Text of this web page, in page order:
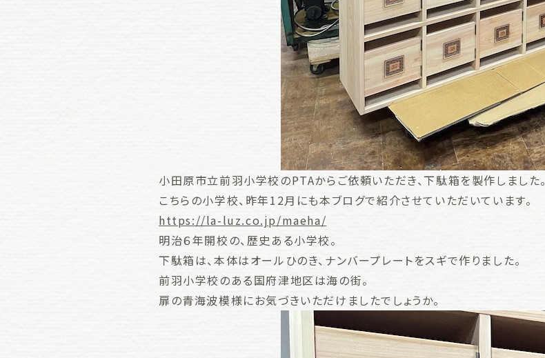
小田原市立前羽小学校のPTAからご依頼いただき、下駄箱を製作しました。
こちらの小学校、昨年12月にも本ブログで紹介させていただいています。
https://la-luz.co.jp/maeha/
明治６年開校の、歴史ある小学校。
下駄箱は、本体はオールひのき、ナンバープレートをスギで作りました。
前羽小学校のある国府津地区は海の街。
扉の青海波模様にお気づきいただけましたでしょうか。